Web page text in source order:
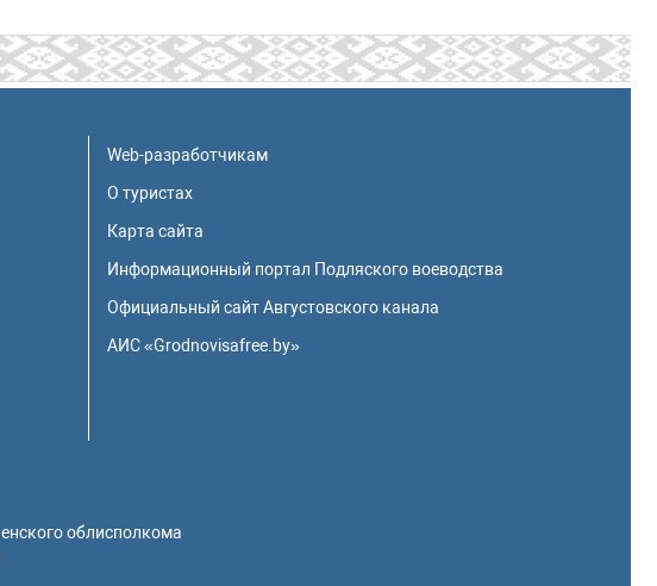
Web-разработчикам
О туристах
Карта сайта
Информационный портал Подляского воеводства
Официальный сайт Августовского канала
АИС «Grodnovisafree.by»
облисполкома